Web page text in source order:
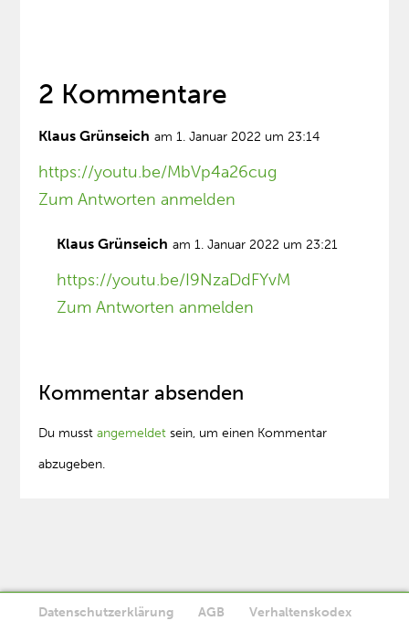
2 Kommentare
Klaus Grünseich am 1. Januar 2022 um 23:14
https://youtu.be/MbVp4a26cug
Zum Antworten anmelden
Klaus Grünseich am 1. Januar 2022 um 23:21
https://youtu.be/I9NzaDdFYvM
Zum Antworten anmelden
Kommentar absenden
Du musstangemeldet sein, um einen Kommentar
abzugeben.
Datenschutzerklärung AGB
Verhaltenskodex